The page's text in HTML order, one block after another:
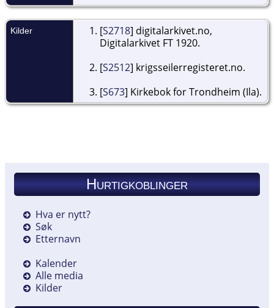
Kilder [S2718] digitalarkivet.no,
Digitalarkivet FT 1920.
[S2512] krigsseilerregisteret.no.
[S673] Kirkebok for Trondheim (Ila).
Hurtigkoblinger
Hva er nytt?
Søk
Etternavn
Kalender
Alle media
Kilder